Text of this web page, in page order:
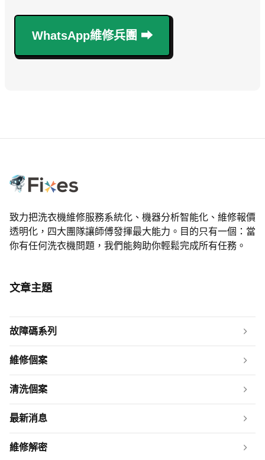
WhatsApp維修兵團 ⮕
致力把洗衣機維修服務系統化、機器分析智能化、維修報價
透明化，四大團隊讓師傅發揮最大能力。目的只有一個：當
你有任何洗衣機問題，我們能夠助你輕鬆完成所有任務。
文章主題
故障碼系列
維修個案
清洗個案
最新消息
維修解密